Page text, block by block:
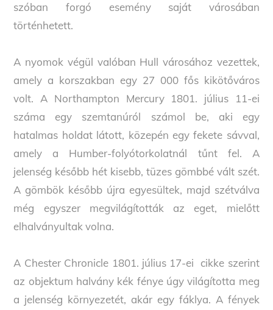
szóban forgó esemény saját városában
történhetett.
A nyomok végül valóban Hull városához vezettek,
amely a korszakban egy 27 000 fős kikötőváros
volt. A Northampton Mercury 1801. július 11-ei
száma egy szemtanúról számol be, aki egy
hatalmas holdat látott, közepén egy fekete sávval,
amely a Humber-folyótorkolatnál tűnt fel. A
jelenség később hét kisebb, tüzes gömbbé vált szét.
A gömbök később újra egyesültek, majd szétválva
még egyszer megvilágították az eget, mielőtt
elhalványultak volna.
A Chester Chronicle 1801. július 17-ei cikke szerint
az objektum halvány kék fénye úgy világította meg
a jelenség környezetét, akár egy fáklya. A fények